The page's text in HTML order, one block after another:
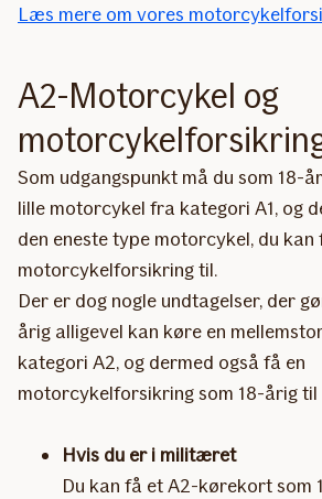
Læs mere om vores
A2-Motorcykel og
Som udgangspunkt må du som 18-
lille motorcykel fra kategori A1, og
den eneste type motorcykel, du kan
motorcykelforsikring til.
Der er dog nogle undtagelser, der
årig alligevel kan køre en
kategori A2, og dermed også få en
motorcykelforsikring som 18-årig til
Hvis du er i militæret
Du kan få et A2-kørekort som